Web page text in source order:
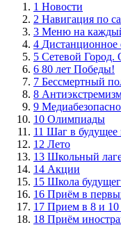
1 Новости
2 Навигация по
3 Меню на
4 Дистанционное
5 Сетевой Город.
6 80 лет Победы!
7 Бессмертный
8
9
10 Олимпиады
11 Шаг в будущее
12 Лето
13 Школьный
14 Акции
15 Школа
16 Приём в
17 Прием в 8 и 10
18 Приём